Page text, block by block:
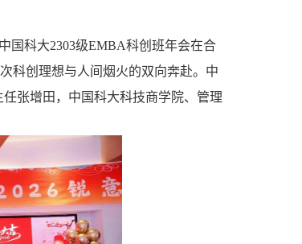
国科大2303级EMBA科创班年会在合
科创理想与人间烟火的双向奔赴。中
任张增田，中国科大科技商学院、管理